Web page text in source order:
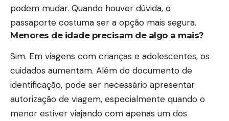
podem mudar. Quando houver dúvida, o
passaporte costuma ser a opção mais segura.
Menores de idade precisam de algo a mais?
Sim. Em viagens com crianças e adolescentes, os
cuidados aumentam. Além do documento de
identificação, pode ser necessário apresentar
autorização de viagem, especialmente quando o
menor estiver viajando com apenas um dos